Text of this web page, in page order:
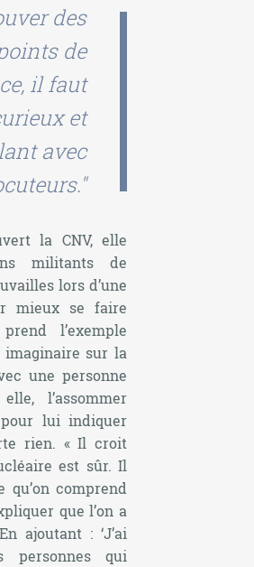
des
de
il faut
et
avec
la CNV, elle
militants de
lors d’une
mieux se faire
l’exemple
imaginaire sur la
une personne
l’assommer
lui indiquer
rien. « Il croit
est sûr. Il
comprend
que l’on a
ajoutant : ‘J’ai
personnes qui